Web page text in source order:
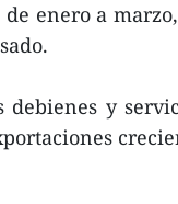
enero a
debienes y